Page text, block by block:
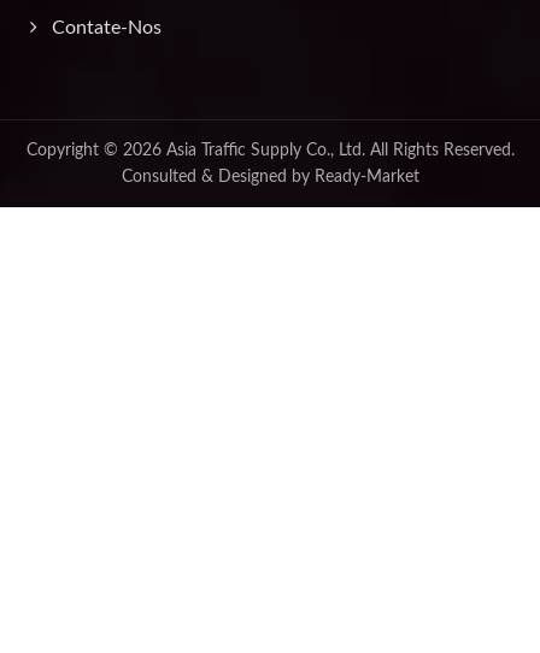
Contate-Nos
Copyright © 2026 Asia Traffic Supply Co., Ltd.All Rights Reserved.
Consulted & Designed by Ready-Market